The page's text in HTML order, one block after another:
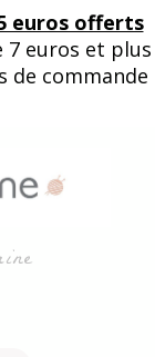
euros offerts
euros et plus
de commande